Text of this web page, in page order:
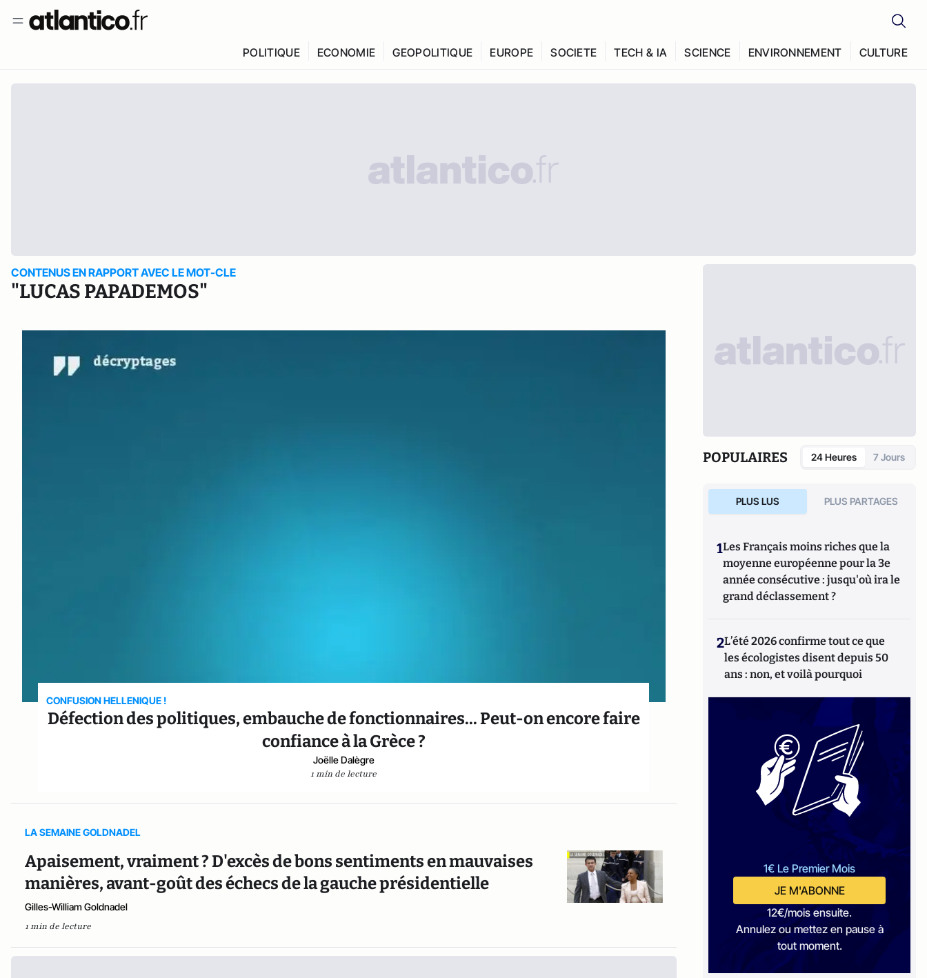
POLITIQUE ECONOMIE GEOPOLITIQUE EUROPE SOCIETE TECH & IA SCIENCE ENVIRONNEMENT CULTURE
CONTENUS EN RAPPORT AVEC LE MOT-CLE
"LUCAS PAPADEMOS"
CONFUSION HELLENIQUE !
Défection des politiques, embauche de fonctionnaires... Peut-on encore faire
confiance à la Grèce ?
Joëlle Dalègre
1 min de lecture
LA SEMAINE GOLDNADEL
Apaisement, vraiment ? D'excès de bons sentiments en mauvaises
manières, avant-goût des échecs de la gauche présidentielle
Gilles-William Goldnadel
1 min de lecture
POPULAIRES 24 Heures 7 Jours
PLUS LUS PLUS PARTAGES
1Les Français moins riches que la
moyenne européenne pour la 3e
année consécutive : jusqu'où ira le
grand déclassement ?
2L’été 2026 confirme tout ce que
les écologistes disent depuis 50
ans : non, et voilà pourquoi
1€ Le Premier Mois
JE M'ABONNE
12€/mois ensuite.
Annulez ou mettez en pause à
tout moment.